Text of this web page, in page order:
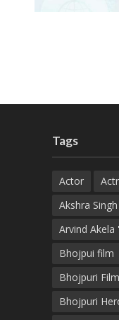
Tags
Actor
Akshra Singh
Arvind Akela
Bhojpui film
Bhojpuri Film
Bhojpuri